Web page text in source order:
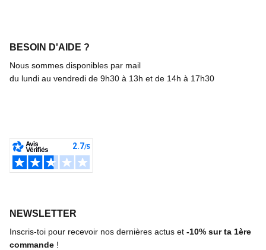
BESOIN D'AIDE ?
Nous sommes disponibles par mail
du lundi au vendredi de 9h30 à 13h et de 14h à 17h30
NEWSLETTER
Inscris-toi pour recevoir nos dernières actus et -10% sur ta 1ère
commande !